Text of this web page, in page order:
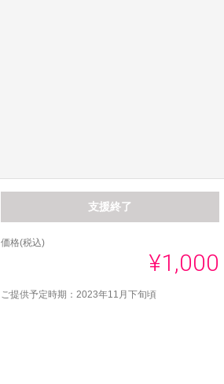
支援終了
価格(税込)
¥1,000
ご提供予定時期：2023年11月下旬頃